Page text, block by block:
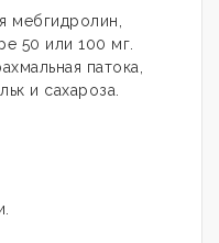
мебгидролин,
50 или 100 мг.
патока,
и сахароза.